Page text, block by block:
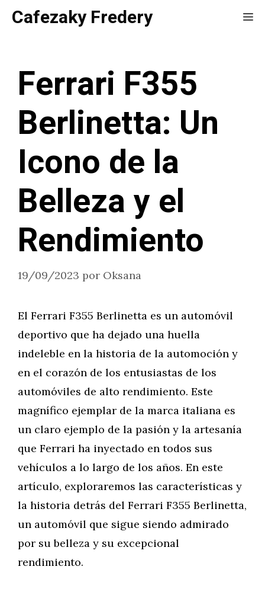
SaltarCafezaky Fredery
Ferrari F355
Berlinetta: Un
Icono de la
Belleza y el
Rendimiento
19/09/2023 por Oksana
El Ferrari F355 Berlinetta es un automóvil
deportivo que ha dejado una huella
indeleble en la historia de la automoción y
en el corazón de los entusiastas de los
automóviles de alto rendimiento. Este
magnífico ejemplar de la marca italiana es
un claro ejemplo de la pasión y la artesanía
que Ferrari ha inyectado en todos sus
vehículos a lo largo de los años. En este
artículo, exploraremos las características y
la historia detrás del Ferrari F355 Berlinetta,
un automóvil que sigue siendo admirado
por su belleza y su excepcional
rendimiento.